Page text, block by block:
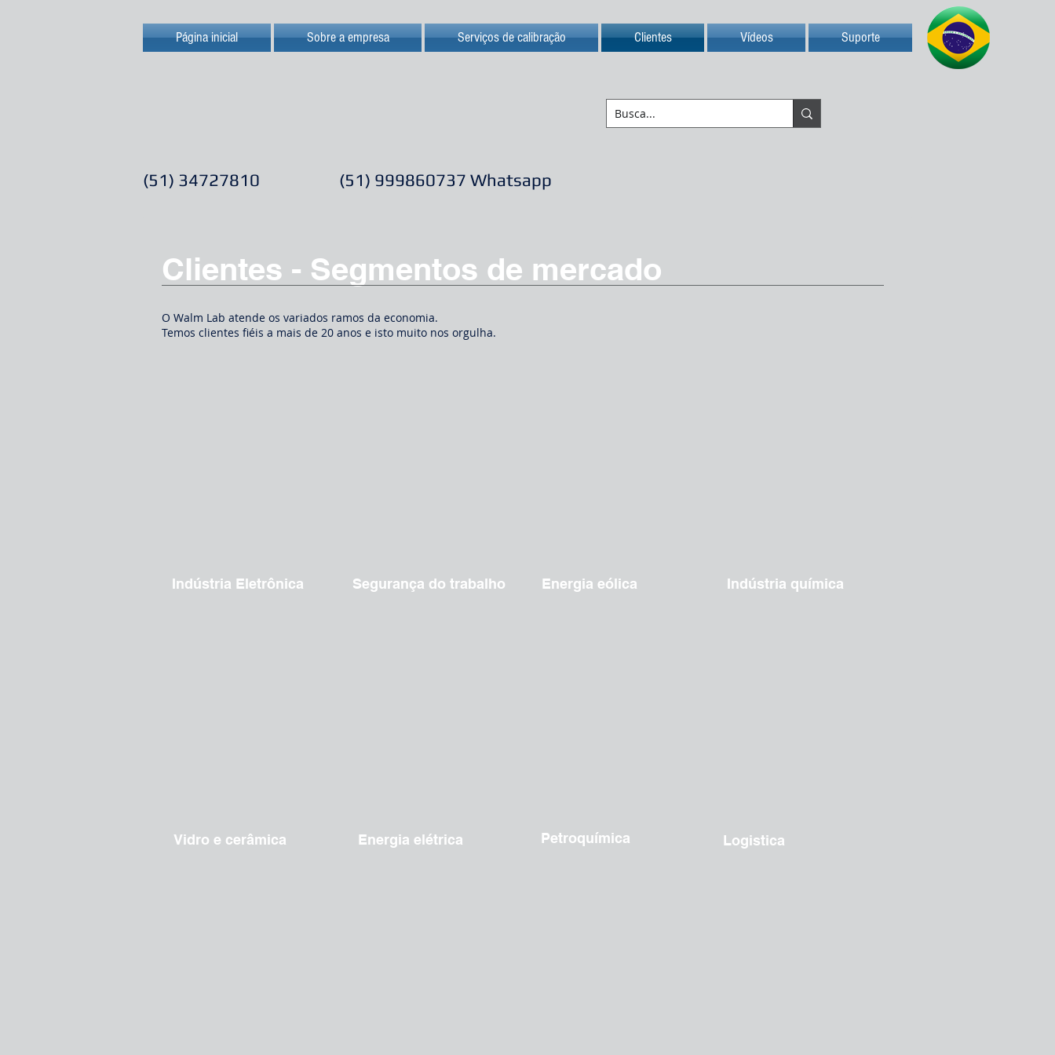
Página inicial Sobre a empresa Serviços de calibração Clientes Vídeos Suporte
(51) 34727810 (51) 999860737 Whatsapp
Clientes - Segmentos de mercado
O Walm Lab atende os variados ramos da economia.
Temos clientes fiéis a mais de 20 anos e isto muito nos orgulha.
Segurança do trabalho
Indústria Eletrônica Energia eólica Indústria química
Petroquímica
Energia elétrica
Vidro e cerâmica Logistica